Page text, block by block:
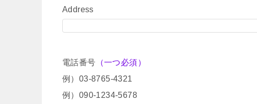
Address
電話番号 （一つ必須）
例）03-8765-4321
例）090-1234-5678